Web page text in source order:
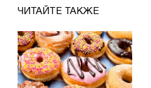
ЧИТАЙТЕ ТАКЖЕ